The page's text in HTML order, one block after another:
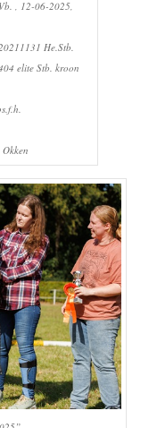
, 12-06-2025,
He.Stb.
elite Stb. kroon